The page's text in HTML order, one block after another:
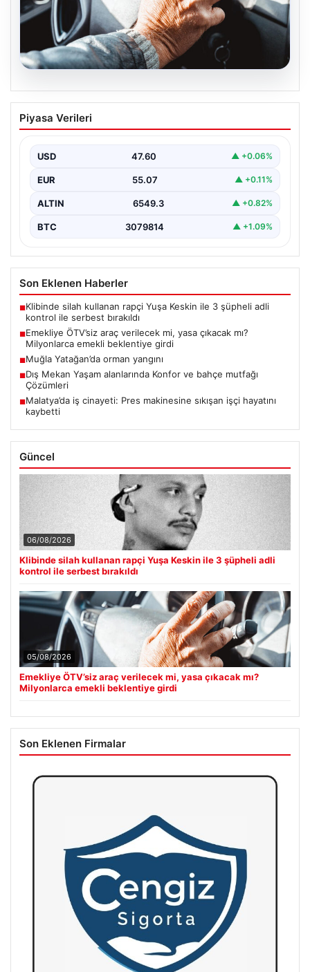
Emekliye ÖTV’siz araç verilecek mi,
yasa çıkacak mı? Milyonlarca emekli
Piyasa Verileri
USD 47.60 ▲ +0.06%
EUR 55.07 ▲ +0.11%
ALTIN 6549.3 ▲ +0.82%
BTC 3079814 ▲ +1.09%
Son Eklenen Haberler
■Klibinde silah kullanan rapçi Yuşa Keskin ile 3 şüpheli adli
kontrol ile serbest bırakıldı
■Emekliye ÖTV’siz araç verilecek mi, yasa çıkacak mı?
Milyonlarca emekli beklentiye girdi
■Muğla Yatağan’da orman yangını
■Dış Mekan Yaşam alanlarında Konfor ve bahçe mutfağı
Çözümleri
■Malatya’da iş cinayeti: Pres makinesine sıkışan işçi hayatını
kaybetti
Güncel
06/08/2026
Klibinde silah kullanan rapçi Yuşa Keskin ile 3 şüpheli adli
kontrol ile serbest bırakıldı
05/08/2026
Emekliye ÖTV’siz araç verilecek mi, yasa çıkacak mı?
Milyonlarca emekli beklentiye girdi
Son Eklenen Firmalar